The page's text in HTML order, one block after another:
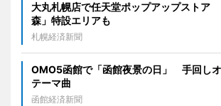
大丸札幌店で任天堂ポップアップストア
森」特設エリアも
札幌経済新聞
OMO5函館で「函館夜景の日」 手回し
テーマ曲
函館経済新聞